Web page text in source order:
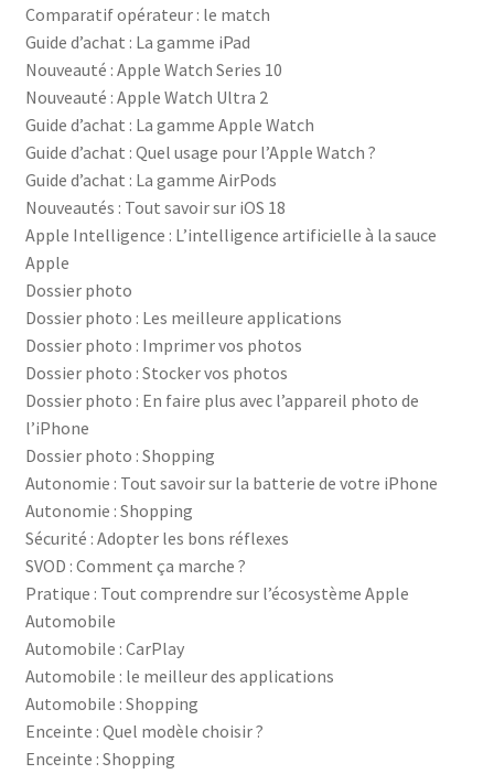
Comparatif opérateur : le match
Guide d’achat : La gamme iPad
Nouveauté : Apple Watch Series 10
Nouveauté : Apple Watch Ultra 2
Guide d’achat : La gamme Apple Watch
Guide d’achat : Quel usage pour l’Apple Watch ?
Guide d’achat : La gamme AirPods
Nouveautés : Tout savoir sur iOS 18
Apple Intelligence : L’intelligence artificielle à la sauce
Apple
Dossier photo
Dossier photo : Les meilleure applications
Dossier photo : Imprimer vos photos
Dossier photo : Stocker vos photos
Dossier photo : En faire plus avec l’appareil photo de
l’iPhone
Dossier photo : Shopping
Autonomie : Tout savoir sur la batterie de votre iPhone
Autonomie : Shopping
Sécurité : Adopter les bons réflexes
SVOD : Comment ça marche ?
Pratique : Tout comprendre sur l’écosystème Apple
Automobile
Automobile : CarPlay
Automobile : le meilleur des applications
Automobile : Shopping
Enceinte : Quel modèle choisir ?
Enceinte : Shopping